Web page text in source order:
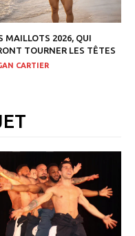
MAILLOTS 2026, QUI
TOURNER LES TÊTES
CARTIER